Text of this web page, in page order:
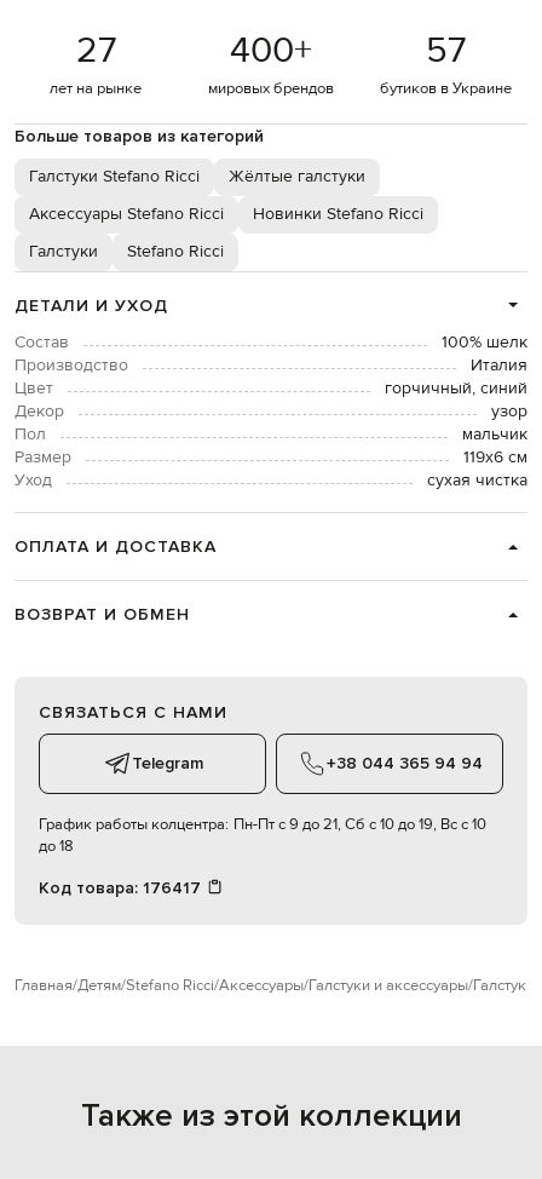
27
лет на рынке
400+
мировых брендов
57
бутиков в Украине
Больше товаров из категорий
Галстуки Stefano Ricci
Жёлтые галстуки
Аксессуары Stefano Ricci
Новинки Stefano Ricci
Галстуки
Stefano Ricci
ДЕТАЛИ И УХОД
Состав
100% шелк
Производство
Италия
Цвет
горчичный, синий
Декор
узор
Пол
мальчик
Размер
119х6 см
Уход
сухая чистка
ОПЛАТА И ДОСТАВКА
ВОЗВРАТ И ОБМЕН
СВЯЗАТЬСЯ С НАМИ
Telegram +38 044 365 94 94
График работы колцентра: Пн-Пт с 9 до 21, Сб с 10 до 19, Вс с 10
до 18
Код товара: 176417
Главная Детям Stefano Ricci Аксессуары Галстуки и аксессуары Галстуки
Также из этой коллекции